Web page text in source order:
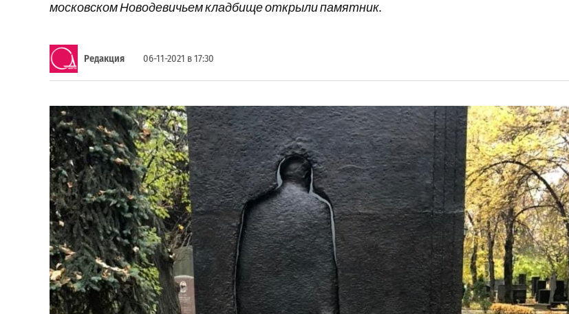
московском Новодевичьем кладбище открыли памятник.
Редакция 06-11-2021 в 17:30